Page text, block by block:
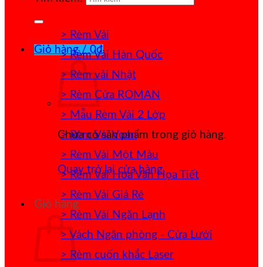
Giỏ hàng /0₫
Chưa có sản phẩm trong giỏ hàng.
Quay trở lại cửa hàng
Giỏ hàng
> Rèm Vải
> Rèm Vải Hàn Quốc
> Rèm vải Nhật
> Rèm Cửa ROMAN
> Mẫu Rèm Vải 2 Lớp
> Rèm Vải Voan
> Rèm Vải Một Màu
> Rèm Vải Hoa Văn Họa Tiết
> Rèm Vải Giá Rẻ
> Rèm Vải Ngăn Lạnh
> Vách Ngăn phòng - Cửa Lưới
> Rèm cuốn khắc Laser